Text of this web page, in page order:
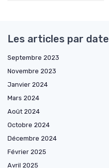
Les articles par date
Septembre 2023
Novembre 2023
Janvier 2024
Mars 2024
Août 2024
Octobre 2024
Décembre 2024
Février 2025
Avril 2025